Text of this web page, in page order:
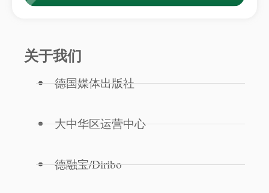
关于我们
德国媒体出版社
大中华区运营中心
德融宝/Diribo